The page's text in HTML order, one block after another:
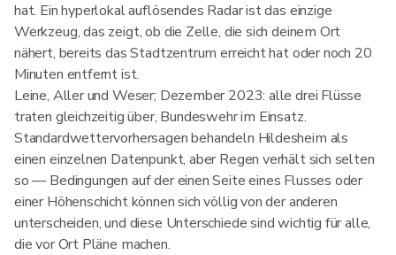
hat. Ein hyperlokal auflösendes Radar ist das einzige
Werkzeug, das zeigt, ob die Zelle, die sich deinem Ort
nähert, bereits das Stadtzentrum erreicht hat oder noch 20
Minuten entfernt ist.
Leine, Aller und Weser; Dezember 2023: alle drei Flüsse
traten gleichzeitig über, Bundeswehr im Einsatz.
Standardwettervorhersagen behandeln Hildesheim als
einen einzelnen Datenpunkt, aber Regen verhält sich selten
so — Bedingungen auf der einen Seite eines Flusses oder
einer Höhenschicht können sich völlig von der anderen
unterscheiden, und diese Unterschiede sind wichtig für alle,
die vor Ort Pläne machen.